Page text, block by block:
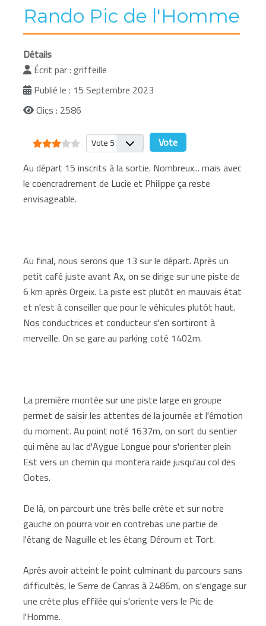
Rando Pic de l'Homme
Détails
Écrit par :griffeille
Publié le : 15 Septembre 2023
Clics : 2586
Vote utilisateur:3/5
Veuillez voter
Au départ 15 inscrits à la sortie. Nombreux... mais avec
le coencradrement de Lucie et Philippe ça reste
envisageable.
Au final, nous serons que 13 sur le départ. Après un
petit café juste avant Ax, on se dirige sur une piste de
6 km après Orgeix. La piste est plutôt en mauvais état
et n'est à conseiller que pour le véhicules plutôt haut.
Nos conductrices et conducteur s'en sortiront à
merveille. On se gare au parking coté 1402m.
La première montée sur une piste large en groupe
permet de saisir les attentes de la journée et l'émotion
du moment. Au point noté 1637m, on sort du sentier
qui mène au lac d'Aygue Longue pour s'orienter plein
Est vers un chemin qui montera raide jusqu'au col des
Clotes.
De là, on parcourt une très belle crête et sur notre
gauche on pourra voir en contrebas une partie de
l'étang de Naguille et les étang Déroum et Tort.
Après avoir atteint le point culminant du parcours sans
difficultés, le Serre de Canras à 2486m, on s'engage sur
une crête plus effilée qui s'oriente vers le Pic de
l'Homme.